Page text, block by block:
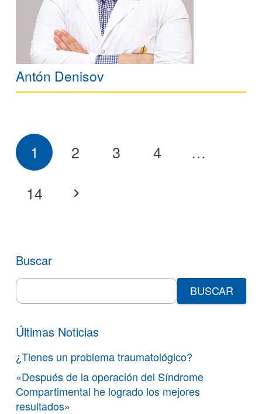
Antón Denisov
1 2 3 4
…
14
Buscar
Search
for:
Últimas Noticias
¿Tienes un problema traumatológico?
«Después de la operación del Síndrome
Compartimental he logrado los mejores
resultados»